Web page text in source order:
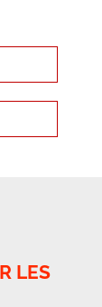
LES